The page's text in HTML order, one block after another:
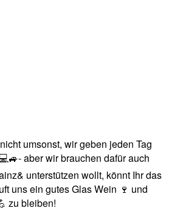
umsonst, wir geben jeden Tag
aber wir brauchen dafür auch
unterstützen wollt, könnt Ihr das
uns ein gutes Glas Wein 🍷 und
zu bleiben!